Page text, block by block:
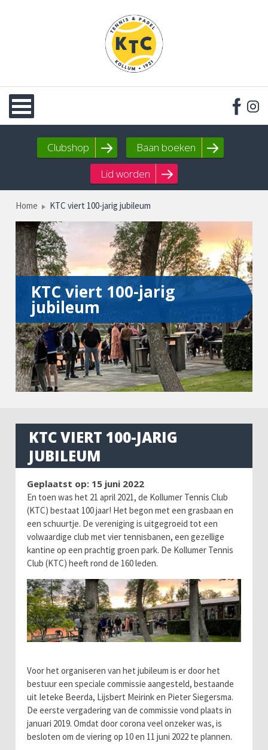
Clubshop
Baan boeken
Lid worden
Home KTC viert 100-jarig jubileum
KTC viert 100-jarig
jubileum
KTC VIERT 100-JARIG
JUBILEUM
Geplaatst op: 15 juni 2022
En toen was het 21 april 2021, de Kollumer Tennis Club
(KTC) bestaat 100 jaar! Het begon met een grasbaan en
een schuurtje. De vereniging is uitgegroeid tot een
volwaardige club met vier tennisbanen, een gezellige
kantine op een prachtig groen park. De Kollumer Tennis
Club (KTC) heeft rond de 160 leden.
Voor het organiseren van het jubileum is er door het
bestuur een speciale commissie aangesteld, bestaande
uit Ieteke Beerda, Lijsbert Meirink en Pieter Siegersma.
De eerste vergadering van de commissie vond plaats in
januari 2019. Omdat door corona veel onzeker was, is
besloten om de viering op 10 en 11 juni 2022 te plannen.